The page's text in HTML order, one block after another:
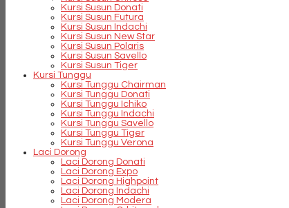
Kursi Susun Donati
Kursi Susun Futura
Kursi Susun Indachi
Kursi Susun New Star
Kursi Susun Polaris
Kursi Susun Savello
Kursi Susun Tiger
Kursi Tunggu
Kursi Tunggu Chairman
Kursi Tunggu Donati
Kursi Tunggu Ichiko
Kursi Tunggu Indachi
Kursi Tunggu Savello
Kursi Tunggu Tiger
Kursi Tunggu Verona
Laci Dorong
Laci Dorong Donati
Laci Dorong Expo
Laci Dorong Highpoint
Laci Dorong Indachi
Laci Dorong Modera